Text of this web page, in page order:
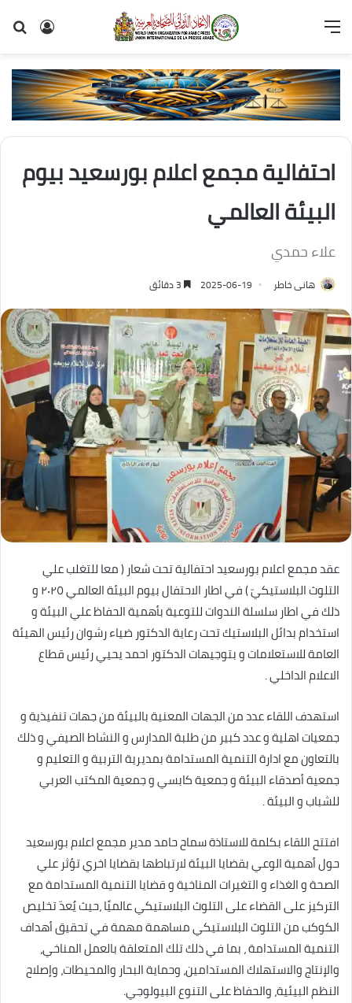
تسجيل
القائمة
احتفالية مجمع اعلام بورسعيد بيوم
البيئة العالمي
علاء حمدي
هانى خاطر 2025-06-19
عقد مجمع اعلام بورسعيد احتفالية تحت شعار ( معا للتغلب علي
التلوث البلاستيكيّ ) في اطار الاحتفال بيوم البيئة العالمي ٢٠٢٥ و
ذلك في اطار سلسلة الندوات للتوعية بأهمية الحفاظ علي البيئة و
استخدام بدائل البلاستيك تحت رعاية الدكتور ضياء رشوان رئيس الهيئة
العامة للاستعلامات و بتوجيهات الدكتور احمد يحيي رئيس قطاع
الاعلام الداخلي .
استهدف اللقاء عدد من الجهات المعنية بالبيئة من جهات تنفيذية و
جمعيات اهلية و عدد كبير من طلبة المدارس و النشاط الصيفي و ذلك
بالتعاون مع ادارة التنمية المستدامة بمديرية التربية و التعليم و
جمعية أصدقاء البيئة و جمعية كابسي و جمعية المكتب العربي
للشباب و البيئة .
افتتح اللقاء بكلمة للاستاذة سماح حامد مدير مجمع اعلام بورسعيد
حول أهمية الوعي بقضايا البيئة لارتباطها بقضايا اخري تؤثر علي
الصحة و الغذاء و التغيرات المناخية و قضايا التنمية المستدامة مع
التركيز على القضاء على التلوث البلاستيكي عالميًا ،حيث يُعدّ تخليص
الكوكب من التلوث البلاستيكي مساهمة مهمة في تحقيق أهداف
التنمية المستدامة ، بما في ذلك تلك المتعلقة بالعمل المناخي،
والإنتاج والاستهلاك المستدامين، وحماية البحار والمحيطات، وإصلاح
النظم البيئية، والحفاظ على التنوع البيولوجي.